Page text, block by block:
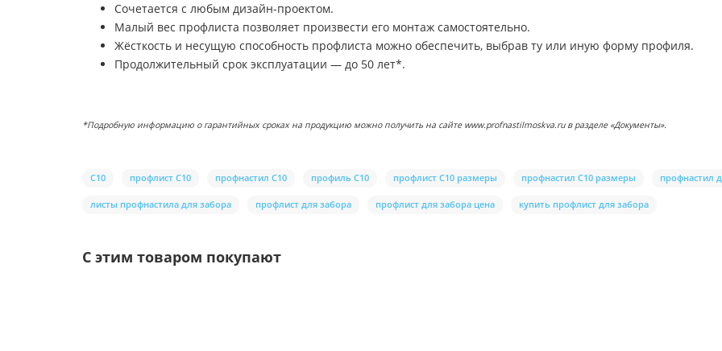
Сочетается с любым дизайн-проектом.
Малый вес профлиста позволяет произвести его монтаж самостоятельно.
Жёсткость и несущую способность профлиста можно обеспечить, выбрав ту или иную форму профиля.
Продолжительный срок эксплуатации — до 50 лет*.
*Подробную информацию о гарантийных сроках на продукцию можно получить на сайте www.profnastilmoskva.ru в разделе «Документы».
С10 профлист С10 профнастил С10 профиль С10 профлист С10 размеры профнастил С10 размеры профнастил
листы профнастила для забора профлист для забора профлист для забора цена купить профлист для забора
С этим товаром покупают